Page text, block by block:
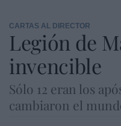
CARTAS AL DIRECTOR
Legión de
invencible
Sólo 12 eran los
cambiaron el